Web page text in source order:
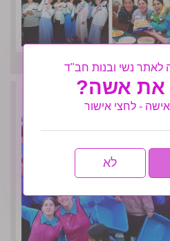
בסערה- גלריה שניה
לאתר נשי ובנות חב"ד
את אשה?
- לחצי אישור
לא